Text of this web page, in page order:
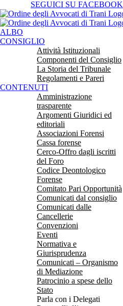
al
contenuto
SEGUICI SU FACEBOOK
ALBO
CONSIGLIO
Attività Istituzionali
Componenti del Consiglio
La Storia del Tribunale
Regolamenti e Pareri
CONTENUTI
Amministrazione
trasparente
Argomenti Giuridici ed
editoriali
Associazioni Forensi
Cassa forense
Cerco-Offro dagli iscritti
del Foro
Codice Deontologico
Forense
Comitato Pari Opportunità
Comunicati dal consiglio
Comunicati dalle
Cancellerie
Convenzioni
Eventi
Normativa e
Giurisprudenza
Comunicati – Organismo
di Mediazione
Patrocinio a spese dello
Stato
Parla con i Delegati